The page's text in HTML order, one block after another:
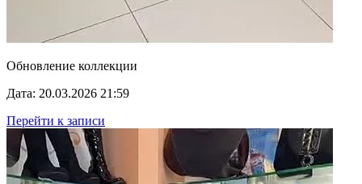
Обновление коллекции
Дата: 20.03.2026 21:59
Перейти к записи